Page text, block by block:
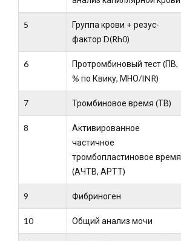
5
Группа крови + резус-
фактор D(Rh0)
6
Протромбиновый тест (ПВ,
% по Квику, МНО/INR)
7 Тромбиновое время (ТВ)
8
Активированное
частичное
тромбопластиновое время
(АЧТВ, АРТТ)
9 Фибриноген
10 Общий анализ мочи